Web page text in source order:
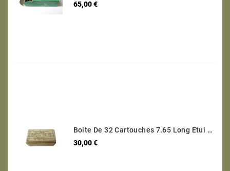
65,00 €Prix
Boite De 32 Cartouches 7.65 Long Etui Laiton Categorie B Ref 95
30,00 €Prix